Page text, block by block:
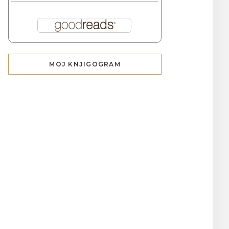
MOJ KNJIGOGRAM